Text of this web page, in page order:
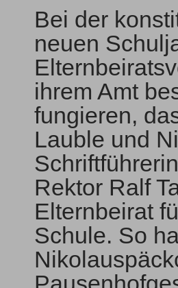
Bei der
neuen
ihrem Amt
fungieren,
Lauble und
Rektor Ralf
Elternbeirat
Schule. So